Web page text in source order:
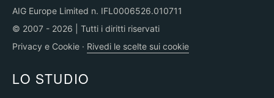
AIG Europe Limited n. IFL0006526.010711
© 2007 - 2026 | Tutti i diritti riservati
Privacy e Cookie · Rivedi le scelte sui cookie
LO STUDIO